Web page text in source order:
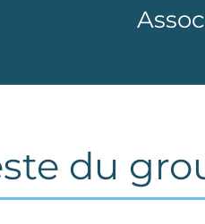
du